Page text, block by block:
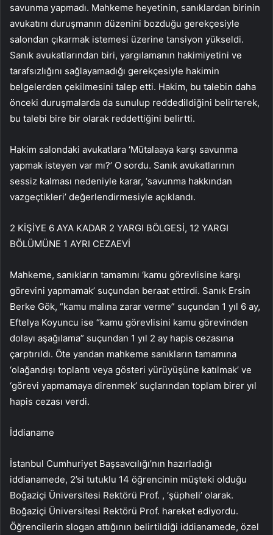
savunma yapmadı. Mahkeme heyetinin, sanıklardan birinin
avukatını duruşmanın düzenini bozduğu gerekçesiyle
salondan çıkarmak istemesi üzerine tansiyon yükseldi.
Sanık avukatlarından biri, yargılamanın hakimiyetini ve
tarafsızlığını sağlayamadığı gerekçesiyle hakimin
belgelerden çekilmesini talep etti. Hakim, bu talebin daha
önceki duruşmalarda da sunulup reddedildiğini belirterek,
bu talebi bire bir olarak reddettiğini belirtti.
Hakim salondaki avukatlara ‘Mütalaaya karşı savunma
yapmak isteyen var mı?’ O sordu. Sanık avukatlarının
sessiz kalması nedeniyle karar, ‘savunma hakkından
vazgeçtikleri’ değerlendirmesiyle açıklandı.
2 KİŞİYE 6 AYA KADAR 2 YARGI BÖLGESİ, 12 YARGI
BÖLÜMÜNE 1 AYRI CEZAEVİ
Mahkeme, sanıkların tamamını ‘kamu görevlisine karşı
görevini yapmamak’ suçundan beraat ettirdi. Sanık Ersin
Berke Gök, “kamu malına zarar verme” suçundan 1 yıl 6 ay,
Eftelya Koyuncu ise “kamu görevlisini kamu görevinden
dolayı aşağılama” suçundan 1 yıl 2 ay hapis cezasına
çarptırıldı. Öte yandan mahkeme sanıkların tamamına
‘olağandışı toplantı veya gösteri yürüyüşüne katılmak’ ve
‘görevi yapmamaya direnmek’ suçlarından toplam birer yıl
hapis cezası verdi.
İddianame
İstanbul Cumhuriyet Başsavcılığı’nın hazırladığı
iddianamede, 2’si tutuklu 14 öğrencinin müşteki olduğu
Boğaziçi Üniversitesi Rektörü Prof. , ‘şüpheli’ olarak.
Boğaziçi Üniversitesi Rektörü Prof. hareket ediyordu.
Öğrencilerin slogan attığının belirtildiği iddianamede, özel